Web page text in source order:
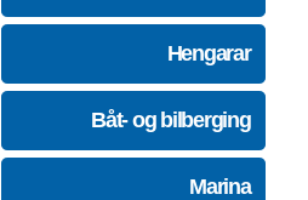
Hengarar
Båt- og bilberging
Marina